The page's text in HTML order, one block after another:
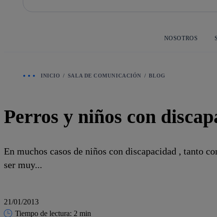
NOSOTROS
INICIO SALA DE COMUNICACIÓN BLOG
Perros y niños con
En muchos casos de niños con discapacidad , tanto
ser muy...
21/01/2013
Tiempo de lectura: 2 min